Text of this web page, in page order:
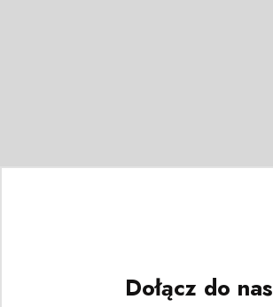
Dołącz do nas